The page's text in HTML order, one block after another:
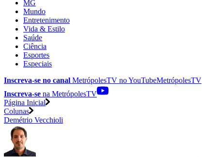
MG
Mundo
Entretenimento
Vida & Estilo
Saúde
Ciência
Esportes
Especiais
Inscreva-se no canal MetrópolesTV noYouTubeMetrópolesTV
Inscreva-se na MetrópolesTV
Página Inicial
Colunas
Demétrio Vecchioli